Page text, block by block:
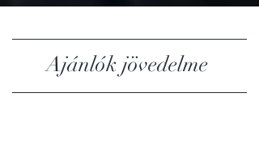
Ajánlók jövedelme